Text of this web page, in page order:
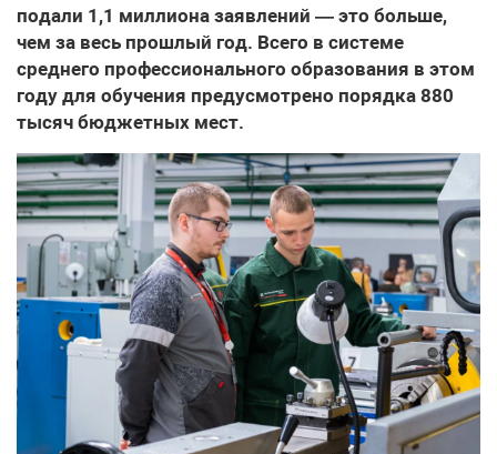
подали 1,1 миллиона заявлений — это больше,
чем за весь прошлый год. Всего в системе
среднего профессионального образования в этом
году для обучения предусмотрено порядка 880
тысяч бюджетных мест.